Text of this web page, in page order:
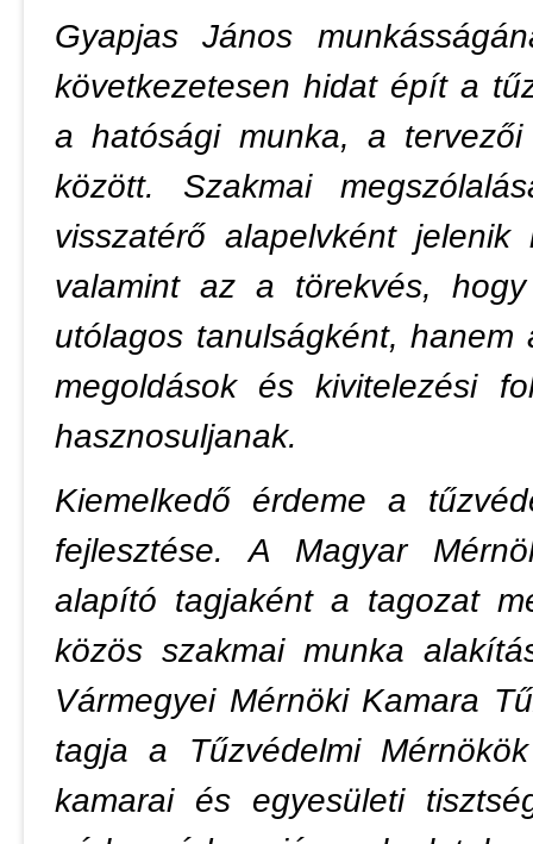
Gyapjas János
következetesen hidat épít a
a hatósági munka, a
között. Szakmai
visszatérő alapelvként
valamint az a törekvés,
utólagos tanulságként,
megoldások és kivitelezési
hasznosuljanak.
Kiemelkedő érdeme a
fejlesztése. A Magyar
alapító tagjaként a tagozat
közös szakmai munka
Vármegyei Mérnöki Kamara
tagja a Tűzvédelmi
kamarai és egyesületi